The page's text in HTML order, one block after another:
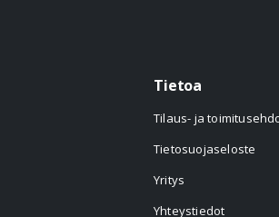
Tietoa
Tilaus- ja
Tietosuojaseloste
Yritys
Yhteystiedot